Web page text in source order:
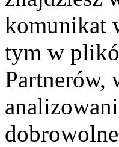
komunikat
tym w
Partnerów,